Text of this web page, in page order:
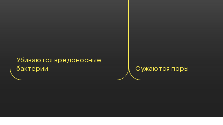
Убиваются вредоносные
бактерии
Сужаются поры